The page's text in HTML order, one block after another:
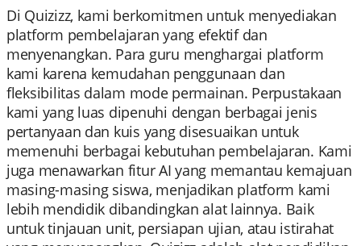
Di Quizizz, kami berkomitmen untuk menyediakan
platform pembelajaran yang efektif dan
menyenangkan. Para guru menghargai platform
kami karena kemudahan penggunaan dan
fleksibilitas dalam mode permainan. Perpustakaan
kami yang luas dipenuhi dengan berbagai jenis
pertanyaan dan kuis yang disesuaikan untuk
memenuhi berbagai kebutuhan pembelajaran. Kami
juga menawarkan fitur AI yang memantau kemajuan
masing-masing siswa, menjadikan platform kami
lebih mendidik dibandingkan alat lainnya. Baik
untuk tinjauan unit, persiapan ujian, atau istirahat